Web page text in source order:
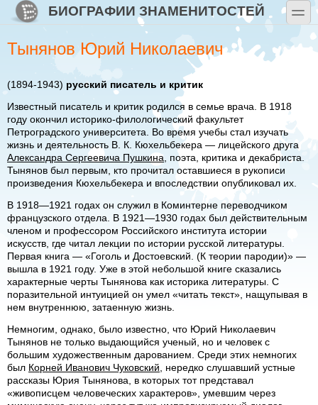
Перейти к основному содержанию
Skip to searchБИОГРАФИИ ЗНАМЕНИТОСТЕЙ toggle
Тынянов Юрий Николаевич
(1894-1943) русский писатель и критик
Известный писатель и критик родился в семье врача. В 1918
году окончил историко-филологический факультет
Петроградского университета. Во время учебы стал изучать
жизнь и деятельность В. К. Кюхельбекера — лицейского друга
Александра Сергеевича Пушкина, поэта, критика и декабриста.
Тынянов был первым, кто прочитал оставшиеся в рукописи
произведения Кюхельбекера и впоследствии опубликовал их.
В 1918—1921 годах он служил в Коминтерне переводчиком
французского отдела. В 1921—1930 годах был действительным
членом и профессором Российского института истории
искусств, где читал лекции по истории русской литературы.
Первая книга — «Гоголь и Достоевский. (К теории пародии)» —
вышла в 1921 году. Уже в этой небольшой книге сказались
характерные черты Тынянова как историка литературы. С
поразительной интуицией он умел «читать текст», нащупывая в
нем внутреннюю, затаенную жизнь.
Немногим, однако, было известно, что Юрий Николаевич
Тынянов не только выдающийся ученый, но и человек с
большим художественным дарованием. Среди этих немногих
был Корней Иванович Чуковский , нередко слушавший устные
рассказы Юрия Тынянова, в которых тот представал
«живописцем человеческих характеров», умевшим через